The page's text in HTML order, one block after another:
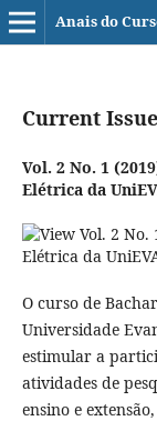
Current Issue
Vol. 2 No. 1
Elétrica da
O curso de
Universidade
estimular a
atividades de
ensino e